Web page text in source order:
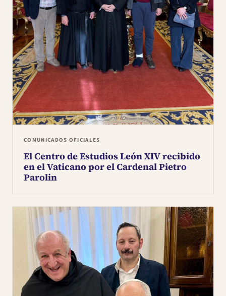
COMUNICADOS OFICIALES
El Centro de Estudios León XIV recibido
en el Vaticano por el Cardenal Pietro
Parolin